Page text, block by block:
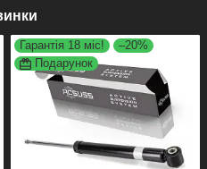
Гарантія 18 міс!
–20%
Подарунок